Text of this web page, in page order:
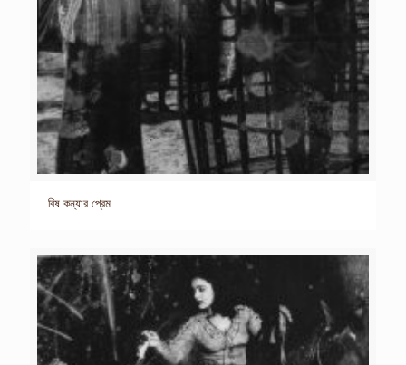
বিষ কন্যার প্রেম